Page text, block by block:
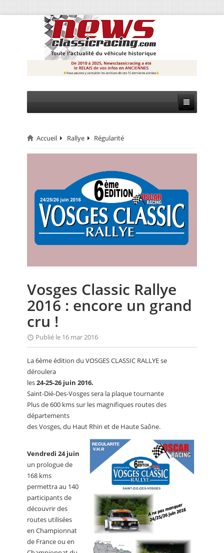
CIRCUIT
MONTAGNE
EVÈNEMENTS
CALENDRIER
ANNUAIRES
PETITES ANNONCES
Accueil Rallye Régularité
Vosges Classic Rallye
2016 : encore un grand
cru !
Publié le 16 mar 2016
La 6ème édition du VOSGES CLASSIC RALLYE se
déroulera
les24-25-26 juin 2016.
Saint-Dié-Des-Vosges sera la plaque tournante
Plus de 600 kms sur les magnifiques routes des
départements
des Vosges, du Haut Rhin et de Haute Saône.
Vendredi 24 juin
un prologue de
168 kms
permettra au 140
participants de
découvrir des
routes utilisées
en Championnat
de France ou en